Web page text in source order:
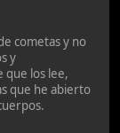
cometas y no
y
que los lee,
que he abierto